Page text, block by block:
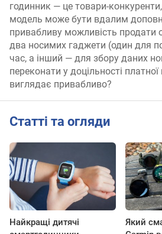
годинник — це товари-
модель може бути вдалим
привабливу можливість продати
два носимих гаджети (один для
час, а інший — для збору даних
переконати у доцільності
виглядає привабливо?
Cтатті та огляди
Найкращі дитячі
Який